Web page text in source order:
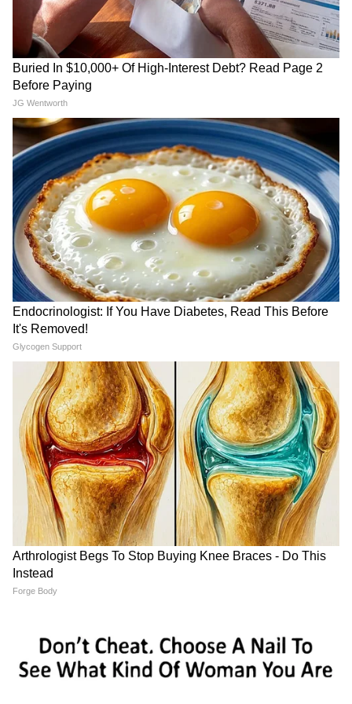
আরও খবরের আপডেট পেতে চোখ রাখুন
আমাদের হোয়াটসঅ্যাপ চ্যানেলে, ক্লিক করুন
এখানে।
RECOMMENDED STORIES
Diego Forlan: বিশ্বকাপে
ব্যর্থতার পর কোচ বদল,
উরুগুয়ের দায়িত্বে দিয়েগো
ফোরল্যান
Vinicius Jr: রিয়াল মাদ্রিদেই
থাকছেন না আর্সেনালে যাচ্ছেন
ভিনিসিয়াস জুনিয়র?
Argentina vs England:
বিশ্বকাপে ইংল্যান্ডের বিরুদ্ধে
জয়ের দিন উদযাপন, ঘোষণা
আর্জেন্টিনার
FC Goa Transfer Update:
আক্রমণভাগকে আরও শক্তিশালী
করতে চায় এফসি গোয়া, দলে
এলেন দুই নতুন তরুণ তুর্কি
LATEST VIDEOS
Annapurna Bhandar Payment |
প্রতিমাসে কত তারিখে ঢুকবে অন্নপূর্ণার ৩
হাজার টাকা?
কীভাবে অন্নপূর্ণা ভাণ্ডার নিয়ে কারা ছড়াচ্ছে
বিভ্রান্তি? | Suvendu Adhikari on